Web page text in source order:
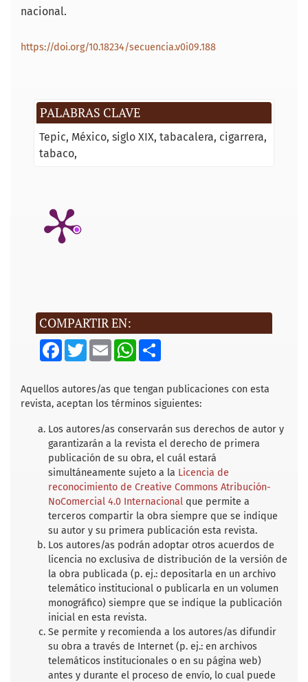
PALABRAS CLAVE
Tepic México siglo XIX tabacalera cigarrera
tabaco
COMPARTIR EN:
F
a
b
o
o
T
w
t
e
r
E
m
l
W
s
A
p
S
e
nacional.
https://doi.org/10.18234/secuencia.v0i09.188
Aquellos autores/as que tengan publicaciones con esta
revista, aceptan los términos siguientes:
Los autores/as conservarán sus derechos de autor y
garantizarán a la revista el derecho de primera
publicación de su obra, el cuál estará
simultáneamente sujeto a la Licencia de
reconocimiento de Creative Commons Atribución-
NoComercial 4.0 Internacional que permite a
terceros compartir la obra siempre que se indique
su autor y su primera publicación esta revista.
Los autores/as podrán adoptar otros acuerdos de
licencia no exclusiva de distribución de la versión de
la obra publicada (p. ej.: depositarla en un archivo
telemático institucional o publicarla en un volumen
monográfico) siempre que se indique la publicación
inicial en esta revista.
Se permite y recomienda a los autores/as difundir
su obra a través de Internet (p. ej.: en archivos
telemáticos institucionales o en su página web)
antes y durante el proceso de envío, lo cual puede